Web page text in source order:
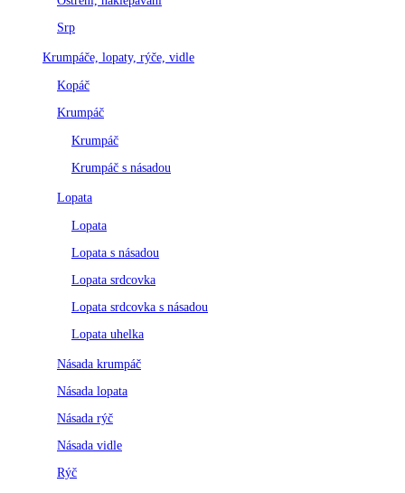
Srp
Krumpáče, lopaty, rýče, vidle
Kopáč
Krumpáč
Krumpáč
Krumpáč s násadou
Lopata
Lopata
Lopata s násadou
Lopata srdcovka
Lopata srdcovka s násadou
Lopata uhelka
Násada krumpáč
Násada lopata
Násada rýč
Násada vidle
Rýč